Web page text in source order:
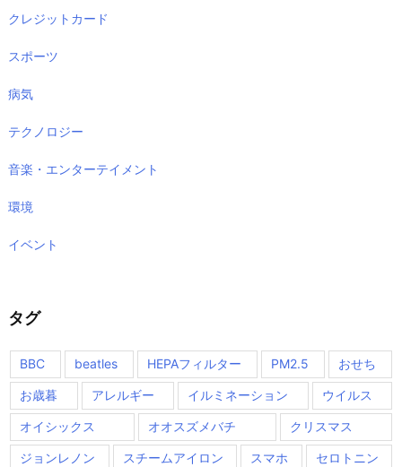
クレジットカード
スポーツ
病気
テクノロジー
音楽・エンターテイメント
環境
イベント
タグ
BBC beatles HEPAフィルター PM2.5 おせち
お歳暮 アレルギー イルミネーション ウイルス
オイシックス オオスズメバチ クリスマス
ジョンレノン スチームアイロン スマホ セロトニン